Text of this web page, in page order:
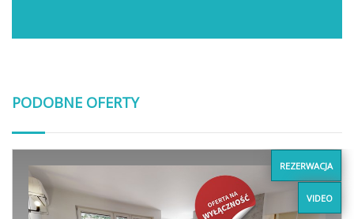
PODOBNE OFERTY
REZERWACJA
VIDEO